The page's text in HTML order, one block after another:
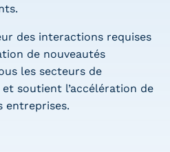
des interactions requises
de nouveautés
les secteurs de
et soutient l’accélération de
entreprises.